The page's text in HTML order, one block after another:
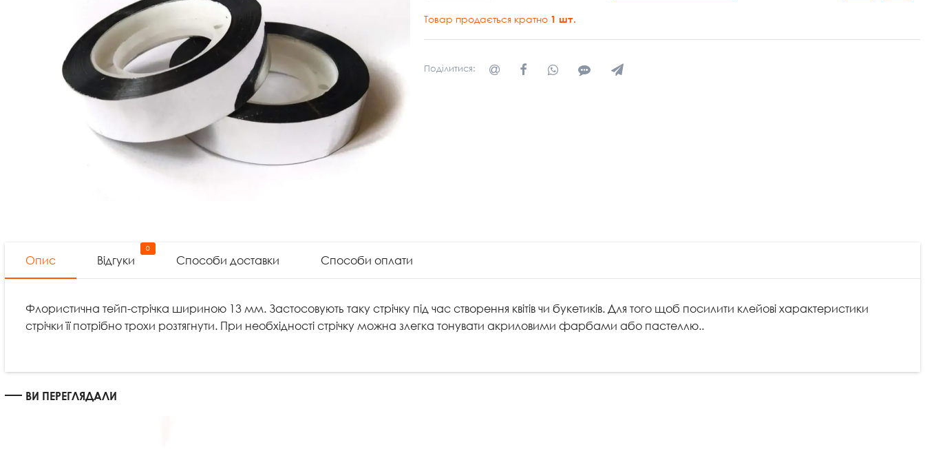
Товар продається кратно 1 шт.
Поділитися:
Опис
0
Відгуки Способи доставки Способи оплати
Флористична тейп-стрічка шириною 13 мм. Застосовують таку стрічку під час створення квітів чи букетиків. Для того щоб посилити клейові характеристики
стрічки її потрібно трохи розтягнути. При необхідності стрічку можна злегка тонувати акриловими фарбами або пастеллю..
ВИ ПЕРЕГЛЯДАЛИ